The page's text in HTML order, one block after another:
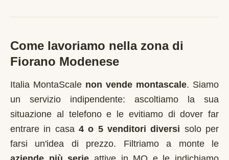
Come lavoriamo nella zona di
Fiorano Modenese
Italia MontaScale non vende montascale. Siamo
un servizio indipendente: ascoltiamo la sua
situazione al telefono e le evitiamo di dover far
entrare in casa 4 o 5 venditori diversi solo per
farsi un'idea di prezzo. Filtriamo a monte le